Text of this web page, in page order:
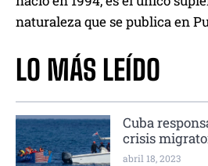
naturaleza que se publica en
LO MÁS LEÍDO
Cuba
crisis
abril 18, 2023